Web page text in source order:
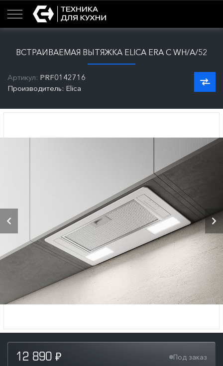
ВСТРАИВАЕМАЯ ВЫТЯЖКА ELICA ERA C WH/A/52
Артикул: PRF0142716
Производитель: Elica
12 890 ₽ Под заказ